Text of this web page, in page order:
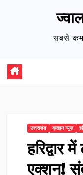
सबसे
उत्तराखंड क्राइम न्यूज़
हरिद्वार
एक्शन!